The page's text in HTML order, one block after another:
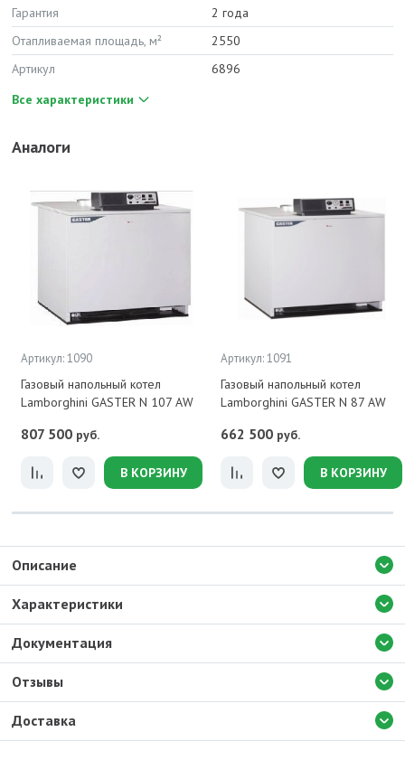
Гарантия
2 года
Отапливаемая площадь, м²
2550
Артикул
6896
Все характеристики
Аналоги
Артикул: 1090
Газовый напольный котел
Lamborghini GASTER N 107 AW
807 500 руб.
В КОРЗИНУ
Артикул: 1091
Газовый напольный котел
Lamborghini GASTER N 87 AW
662 500 руб.
В КОРЗИНУ
Доставка
Описание
Характеристики
Документация
Отзывы